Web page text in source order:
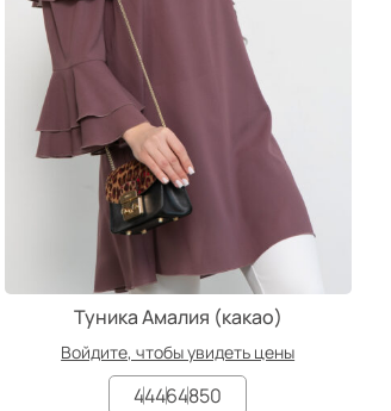
Туника Амалия (какао)
Войдите, чтобы увидеть цены
44464850